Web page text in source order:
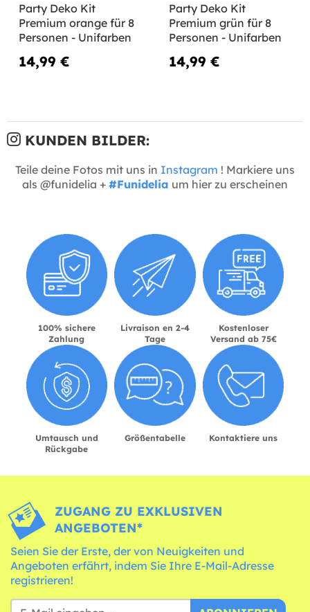
Party Deko Kit
Premium orange für 8
Personen - Unifarben
14,99 €
Party Deko Kit
Premium grün für 8
Personen - Unifarben
14,99 €
KUNDEN BILDER:
Teile deine Fotos mit uns in Instagram ! Markiere uns
als @funidelia + #Funidelia um hier zu erscheinen
100% sichere
Zahlung
Livraison en 2-4
Tage
Kostenloser
Versand ab 75€
Umtausch und
Rückgabe
Größentabelle Kontaktiere uns
ZUGANG ZU EXKLUSIVEN
ANGEBOTEN*
Seien Sie der Erste, der von Neuigkeiten und
Angeboten erfährt, indem Sie Ihre E-Mail-Adresse
registrieren!